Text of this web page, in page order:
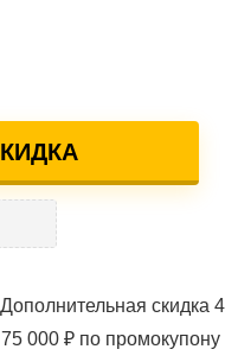
скидка 4
000 ₽ по промокупону